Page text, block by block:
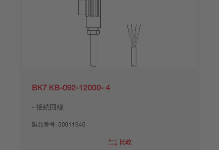
BK7 KB-092-12000- 4
接続回線
製品番号: 50011946
比較